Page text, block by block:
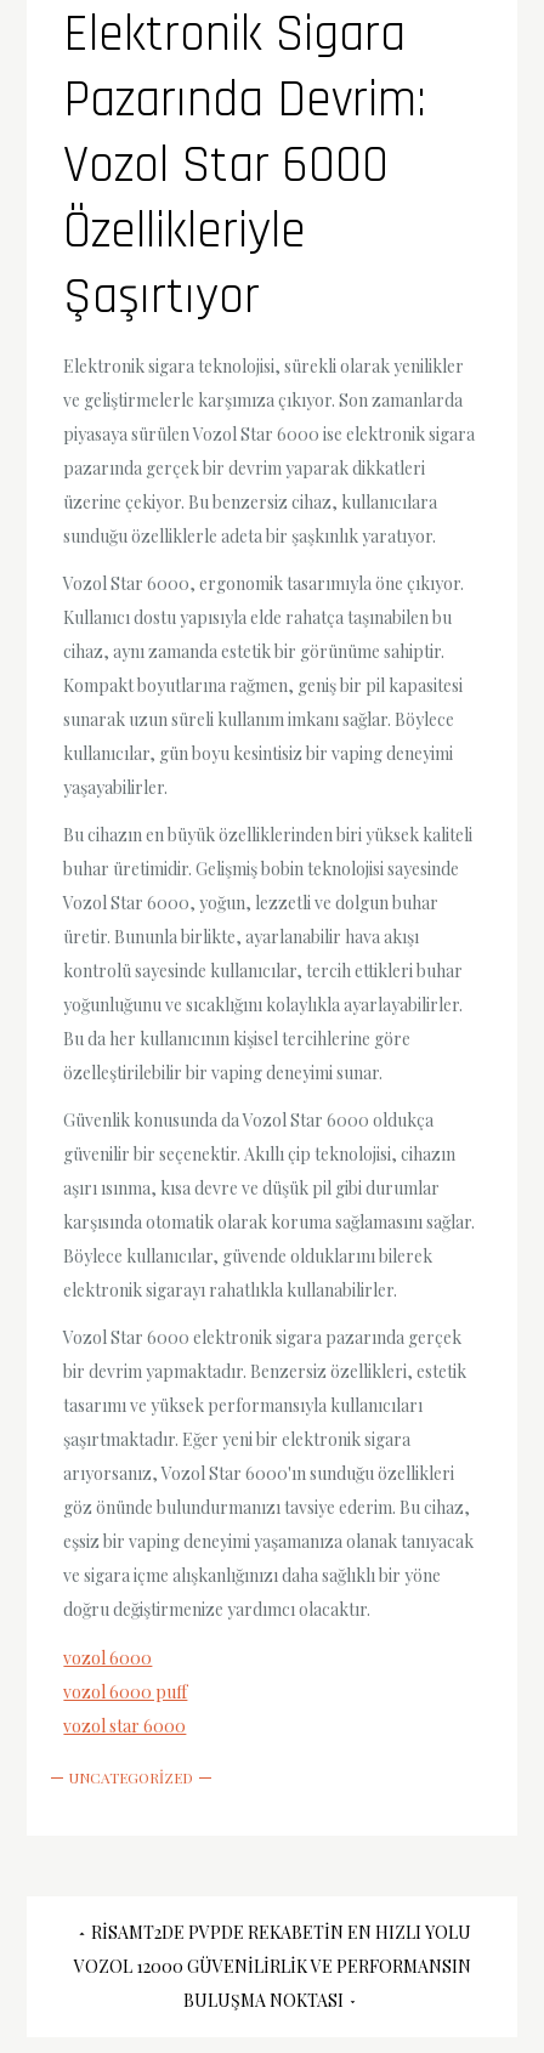
Elektronik Sigara
Pazarında Devrim:
Vozol Star 6000
Özellikleriyle
Şaşırtıyor
Elektronik sigara teknolojisi, sürekli olarak yenilikler
ve geliştirmelerle karşımıza çıkıyor. Son zamanlarda
piyasaya sürülen Vozol Star 6000 ise elektronik sigara
pazarında gerçek bir devrim yaparak dikkatleri
üzerine çekiyor. Bu benzersiz cihaz, kullanıcılara
sunduğu özelliklerle adeta bir şaşkınlık yaratıyor.
Vozol Star 6000, ergonomik tasarımıyla öne çıkıyor.
Kullanıcı dostu yapısıyla elde rahatça taşınabilen bu
cihaz, aynı zamanda estetik bir görünüme sahiptir.
Kompakt boyutlarına rağmen, geniş bir pil kapasitesi
sunarak uzun süreli kullanım imkanı sağlar. Böylece
kullanıcılar, gün boyu kesintisiz bir vaping deneyimi
yaşayabilirler.
Bu cihazın en büyük özelliklerinden biri yüksek kaliteli
buhar üretimidir. Gelişmiş bobin teknolojisi sayesinde
Vozol Star 6000, yoğun, lezzetli ve dolgun buhar
üretir. Bununla birlikte, ayarlanabilir hava akışı
kontrolü sayesinde kullanıcılar, tercih ettikleri buhar
yoğunluğunu ve sıcaklığını kolaylıkla ayarlayabilirler.
Bu da her kullanıcının kişisel tercihlerine göre
özelleştirilebilir bir vaping deneyimi sunar.
Güvenlik konusunda da Vozol Star 6000 oldukça
güvenilir bir seçenektir. Akıllı çip teknolojisi, cihazın
aşırı ısınma, kısa devre ve düşük pil gibi durumlar
karşısında otomatik olarak koruma sağlamasını sağlar.
Böylece kullanıcılar, güvende olduklarını bilerek
elektronik sigarayı rahatlıkla kullanabilirler.
Vozol Star 6000 elektronik sigara pazarında gerçek
bir devrim yapmaktadır. Benzersiz özellikleri, estetik
tasarımı ve yüksek performansıyla kullanıcıları
şaşırtmaktadır. Eğer yeni bir elektronik sigara
arıyorsanız, Vozol Star 6000'ın sunduğu özellikleri
göz önünde bulundurmanızı tavsiye ederim. Bu cihaz,
eşsiz bir vaping deneyimi yaşamanıza olanak tanıyacak
ve sigara içme alışkanlığınızı daha sağlıklı bir yöne
doğru değiştirmenize yardımcı olacaktır.
vozol 6000
vozol 6000 puff
vozol star 6000
UNCATEGORIZED
Yazı
gezinmesi
RISAMT2DE PVPDE REKABETIN EN HIZLI YOLU
VOZOL 12000 GÜVENILIRLIK VE PERFORMANSIN
BULUŞMA NOKTASI